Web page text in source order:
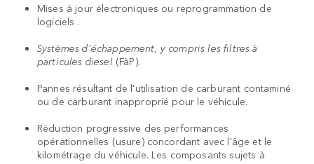
Mises à jour électroniques ou reprogrammation de
logiciels .
Systèmes d'échappement, y compris les filtres à
particules diesel(FàP).
Pannes résultant de l'utilisation de carburant contaminé
ou de carburant inapproprié pour le véhicule.
Réduction progressive des performances
opérationnelles (usure) concordant avec l'âge et le
kilométrage du véhicule. Les composants sujets à